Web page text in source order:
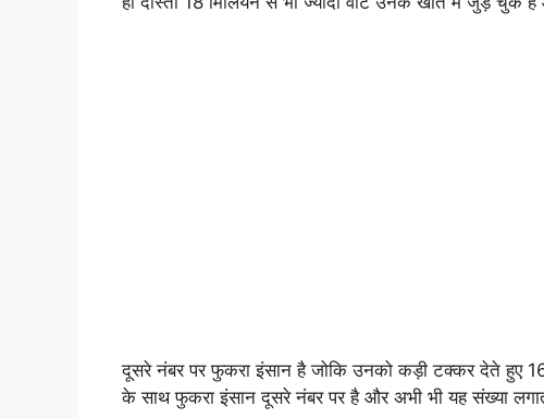
दूसरे नंबर पर फुकरा इंसान है जोकि उनको कड़ी टक्कर देते हुए
के साथ फुकरा इंसान दूसरे नंबर पर है और अभी भी यह संख्या